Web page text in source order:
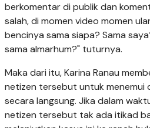
berkomentar di publik dan
salah, di momen video momen
bencinya sama siapa? Sama
sama almarhum?" tuturnya.
Maka dari itu, Karina Ranau
netizen tersebut untuk menemui
secara langsung. Jika dalam
netizen tersebut tak ada itikad